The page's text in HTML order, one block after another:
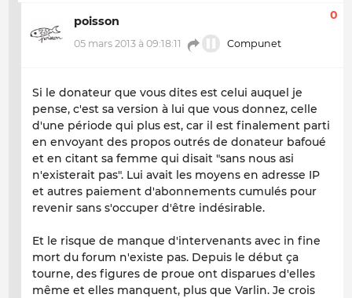
poisson
05 mars 2013 à 09:18:11 Compunet
0
Si le donateur que vous dites est celui auquel je
pense, c'est sa version à lui que vous donnez, celle
d'une période qui plus est, car il est finalement parti
en envoyant des propos outrés de donateur bafoué
et en citant sa femme qui disait "sans nous asi
n'existerait pas". Lui avait les moyens en adresse IP
et autres paiement d'abonnements cumulés pour
revenir sans s'occuper d'être indésirable.
Et le risque de manque d'intervenants avec in fine
mort du forum n'existe pas. Depuis le début ça
tourne, des figures de proue ont disparues d'elles
même et elles manquent, plus que Varlin. Je crois